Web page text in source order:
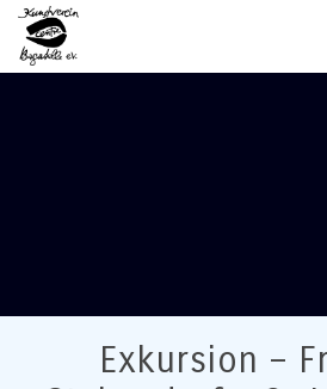
Exkursion –